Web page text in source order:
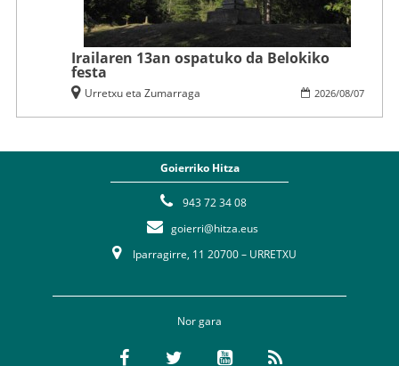
Irailaren 13an ospatuko da Belokiko
festa
2026/08/07
Urretxu eta Zumarraga
Goierriko Hitza
943 72 34 08
goierri@hitza.eus
Iparragirre, 11 20700 – URRETXU
Nor gara